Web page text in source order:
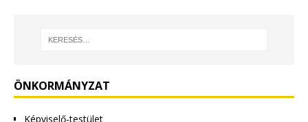
ÖNKORMÁNYZAT
Képviselő-testület